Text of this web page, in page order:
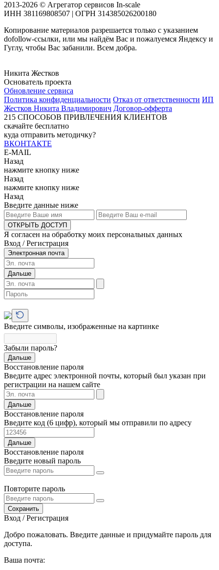
2013-2026 © Агрегатор сервисов In-scale
ИНН 381169808507 | ОГРН 314385026200180
Копирование материалов разрешается только с указанием
dofollow-ссылки, или мы найдём Вас и пожалуемся Яндексу и
Гуглу, чтобы Вас забанили. Всем добра.
Никита Жестков
Основатель проекта
Обновление сервиса
Политика конфиденциальности Отказ от ответственности ИП
Жестков Никита Владимирович Договор-офферта
215 СПОСОБОВ ПРИВЛЕЧЕНИЯ КЛИЕНТОВ
скачайте бесплатно
куда отправить методичку?
ВКОНТАКТЕ
E-MAIL
Назад
нажмите кнопку ниже
Назад
нажмите кнопку ниже
Назад
Введите данные ниже
ОТКРЫТЬ ДОСТУП
Я согласен на обработку моих персональных данных
Вход / Регистрация
Электронная почта
Дальше
Введите символы, изображенные на картинке
Забыли пароль?
Дальше
Восстановление пароля
Введите адрес электронной почты, который был указан при
регистрации на нашем сайте
Дальше
Восстановление пароля
Введите код (6 цифр), который мы отправили по адресу
Дальше
Восстановление пароля
Введите новый пароль
Повторите пароль
Сохранить
Вход / Регистрация
Добро пожаловать. Введите данные и придумайте пароль для
доступа.
Ваша почта: